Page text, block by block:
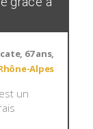
67 ans,
Alpes
un